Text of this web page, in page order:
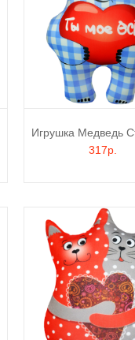
Игрушка Медведь
317р.